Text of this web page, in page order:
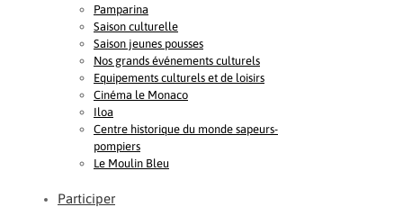
Pamparina
Saison culturelle
Saison jeunes pousses
Nos grands événements culturels
Equipements culturels et de loisirs
Cinéma le Monaco
Iloa
Centre historique du monde sapeurs-
pompiers
Le Moulin Bleu
Participer